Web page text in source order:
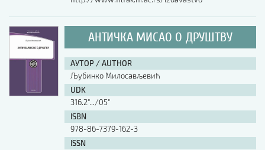
АНТИЧКА МИСАО О ДРУШТВУ
АУТОР / AUTHOR
Љубинко Милосављевић
UDK
316.2".../05"
ISBN
978-86-7379-162-3
ISSN